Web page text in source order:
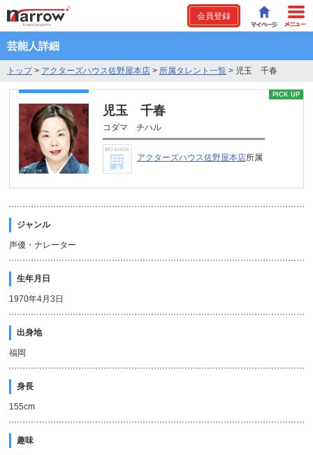
会員登録
芸能人詳細
トップ> アクターズハウス佐野屋本店 > 所属タレント一覧 > 児玉 千春
PICK UP
児玉 千春
コダマ チハル
アクターズハウス佐野屋本店所属
ジャンル
声優・ナレーター
生年月日
1970年4月3日
出身地
福岡
身長
155cm
趣味